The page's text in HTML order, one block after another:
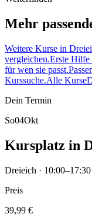
Mehr
Weitere Kurse in
vergleichen.Erste Hilfe
für wen sie passt.
Kurssuche.Alle Kurse
Dein Termin
So04Okt
Kursplatz in
Dreieich · 10:00–17:30
Preis
39,99 €